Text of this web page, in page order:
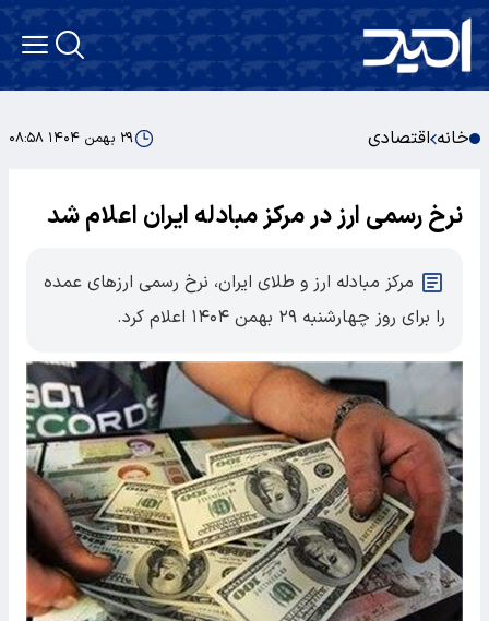
خانه اقتصادی ۲۹ بهمن ۱۴۰۴ ۰۸:۵۸
نرخ رسمی ارز در مرکز مبادله ایران اعلام شد
مرکز مبادله ارز و طلای ایران، نرخ رسمی ارزهای عمده
را برای روز چهارشنبه ۲۹ بهمن ۱۴۰۴ اعلام کرد.